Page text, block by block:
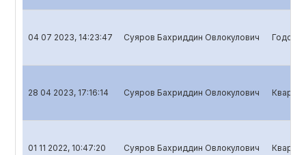
04 07 2023, 14:23:47 Суяров Бахриддин Овлокулович
28 04 2023, 17:16:14 Суяров Бахриддин Овлокулович
01 11 2022, 10:47:20 Суяров Бахриддин Овлокулович